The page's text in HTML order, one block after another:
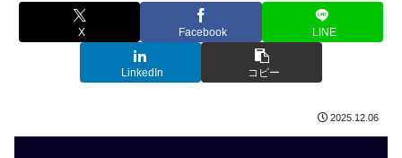
X Facebook LINE
LinkedIn コピー
2025.12.06